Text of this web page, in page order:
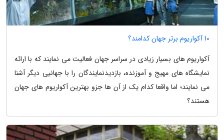
10 آکواریوم برتر جهان کدامند؟
آکواریوم های بسیار زیادی در سراسر جهان فعالیت می نمایند که با ارائه
نمایشگاه های مهیج و آموزنده، بازدیدنمایندگان را با جهانیی دیگر آشنا
می نمایند؛ اما واقعا کدام یک از آن ها جزو بهترین آکواریوم های جهان
هستند؟